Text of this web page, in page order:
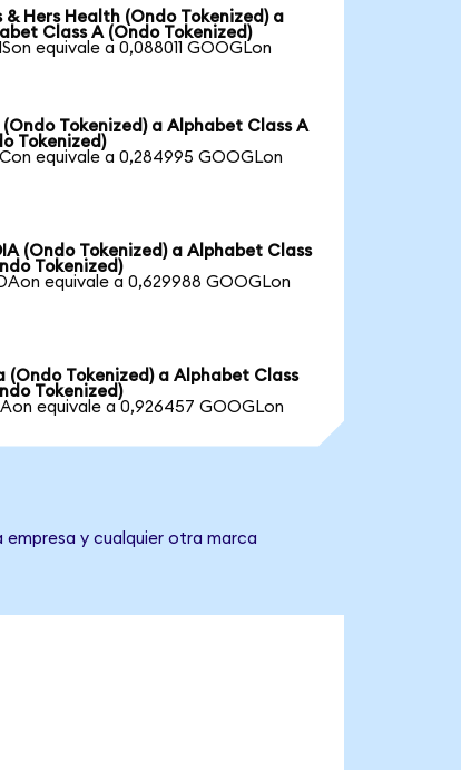
& Hers Health (Ondo Tokenized) a
Class A (Ondo Tokenized)
equivale a 0,088011 GOOGLon
(Ondo Tokenized) a Alphabet Class A
Tokenized)
equivale a 0,284995 GOOGLon
(Ondo Tokenized) a Alphabet Class
Tokenized)
equivale a 0,629988 GOOGLon
(Ondo Tokenized) a Alphabet Class
Tokenized)
equivale a 0,926457 GOOGLon
y cualquier otra marca